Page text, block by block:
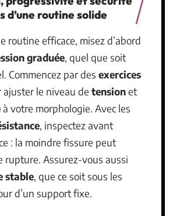
d’une routine solide
routine efficace, misez d’abord
graduée, quel que soit
Commencez par des exercices
ajuster le niveau de tensionet
à votre morphologie. Avec les
, inspectez avant
: la moindre fissure peut
rupture. Assurez-vous aussi
stable, que ce soit sous les
d’un support fixe.